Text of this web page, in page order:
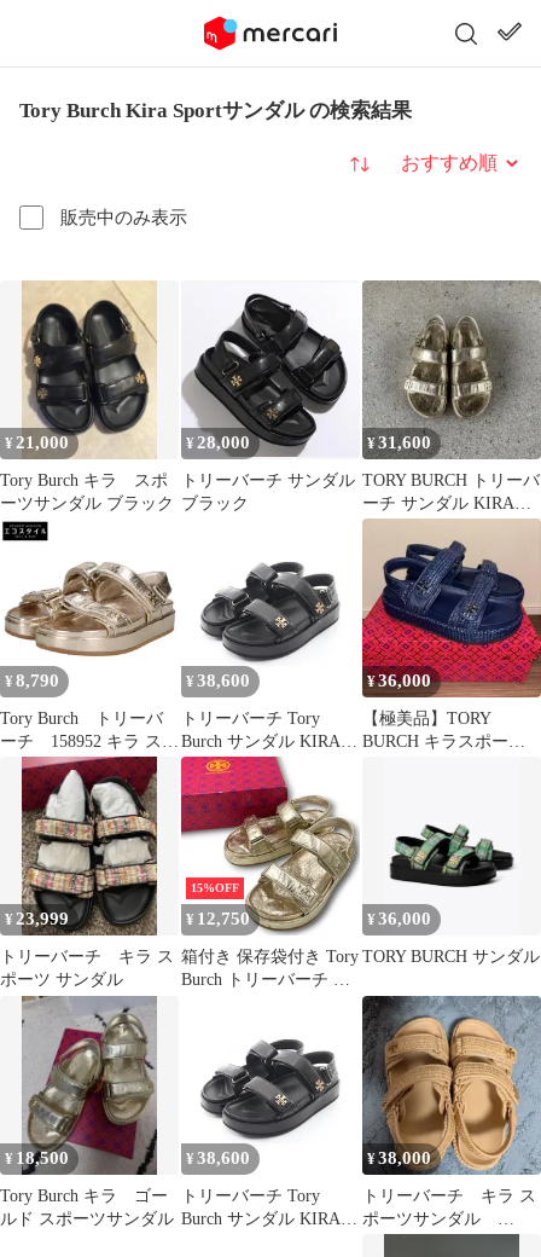
Tory Burch Kira Sportサンダル の検索結果
販売中のみ表示
並び替え
¥ 21,000
Tory Burch キラ スポ
ーツサンダル ブラック
¥28,000
トリーバーチ サンダル
ブラック
¥31,600
TORY BURCH トリーバ
ーチ サンダル KIRA
sport 試着一回
¥ 8,790
Tory Burch トリーバ
ーチ 158952 キラ スポ
ーツ サンダル 7 1/2
¥ 38,600
トリーバーチ Tory
Burch サンダル KIRA
SPORT SANDAL キラ
スポーツ 1443280015/
レザー サンダル レディ
ース 新品
¥36,000
【極美品】TORY
BURCH キラスポーツ
¥23,999
トリーバーチ キラ ス
ポーツ サンダル
15%OFF
¥ 12,750
箱付き 保存袋付き Tory
Burch トリーバーチ キ
ールド 24cm レディー
ス 夏 ゴーゴー古着マル
イファミリー溝口店 26
No.名久2204
¥36,000
TORY BURCH サンダル
¥ 18,500
Tory Burch キラ ゴー
ルド スポーツサンダル
¥ 38,600
トリーバーチ Tory
Burch サンダル KIRA
¥38,000
トリーバーチ キラ ス
ポーツサンダル